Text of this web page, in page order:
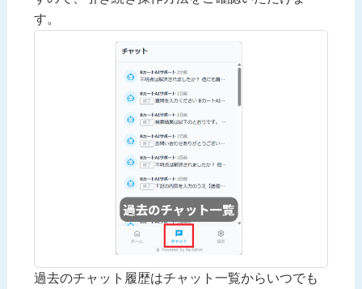
す。
過去のチャット履歴はチャット一覧からいつでも